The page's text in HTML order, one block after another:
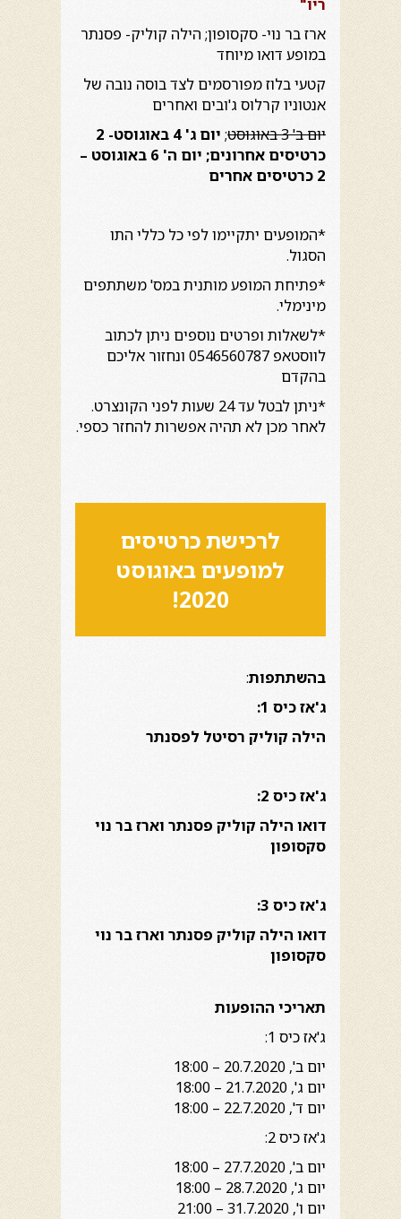
ריו"
ארז בר נוי- סקסופון; הילה קוליק- פסנתר
במופע דואו מיוחד
קטעי בלוז מפורסמים לצד בוסה נובה של
אנטוניו קרלוס ג'ובים ואחרים
יום ב' 3 באוגוסט
;
יום ג' 4 באוגוסט- 2
כרטיסים אחרונים; יום ה' 6 באוגוסט –
2 כרטיסים אחרים
*המופעים יתקיימו לפי כל כללי התו
הסגול.
*פתיחת המופע מותנית במס' משתתפים
מינימלי.
*לשאלות ופרטים נוספים ניתן לכתוב
לווסטאפ 0546560787 ונחזור אליכם
בהקדם
*ניתן לבטל עד 24 שעות לפני הקונצרט.
לאחר מכן לא תהיה אפשרות להחזר כספי.
לרכישת כרטיסים
למופעים באוגוסט
2020!
בהשתתפות:
ג'אז כיס 1:
הילה קוליק רסיטל לפסנתר
ג'אז כיס 2:
דואו הילה קוליק פסנתר וארז בר נוי
סקסופון
ג'אז כיס 3:
דואו הילה קוליק פסנתר וארז בר נוי
סקסופון
תאריכי ההופעות
ג'אז כיס 1:
יום ב', 20.7.2020 – 18:00
יום ג', 21.7.2020 – 18:00
יום ד', 22.7.2020 – 18:00
ג'אז כיס 2:
יום ב', 27.7.2020 – 18:00
יום ג', 28.7.2020 – 18:00
יום ו', 31.7.2020 – 21:00